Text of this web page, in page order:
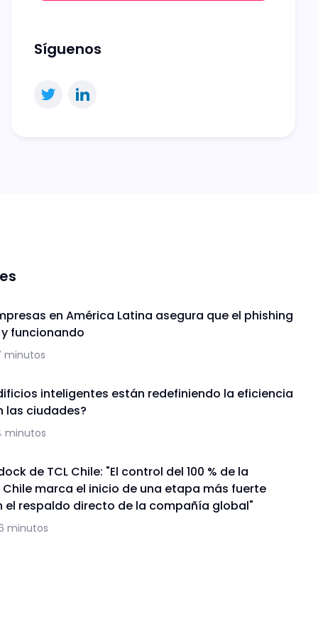
Síguenos
en América Latina asegura que el phishing
funcionando
minutos
inteligentes están redefiniendo la eficiencia
las ciudades?
minutos
de TCL Chile: "El control del 100 % de la
marca el inicio de una etapa más fuerte
el respaldo directo de la compañía global"
minutos